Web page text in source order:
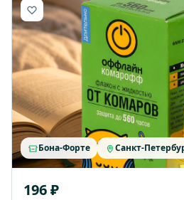
Бона-Форте Санкт-
196 ₽